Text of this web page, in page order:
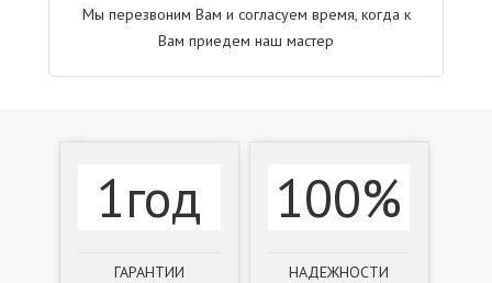
Мы перезвоним Вам и согласуем время, когда к
Вам приедем наш мастер
1год
ГАРАНТИИ
100%
НАДЕЖНОСТИ